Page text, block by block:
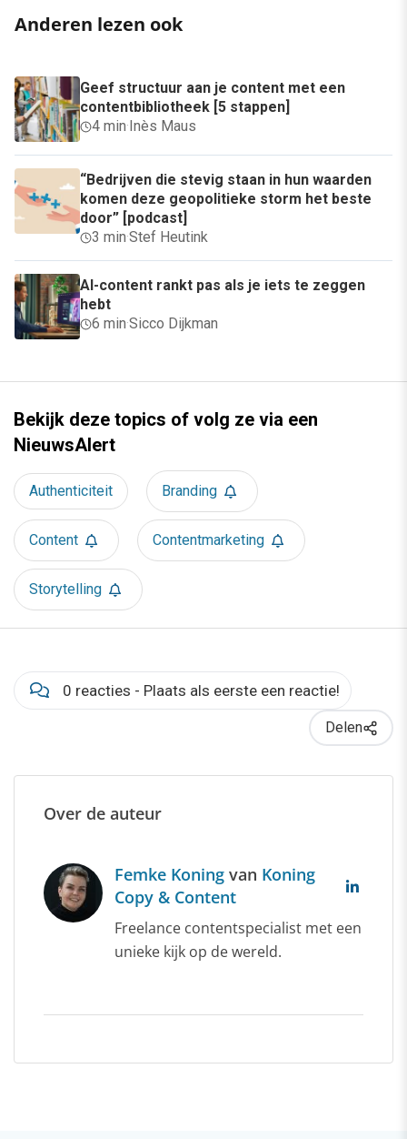
Anderen lezen ook
Geef structuur aan je content met een
contentbibliotheek [5 stappen]
4 min· Inès Maus
“Bedrijven die stevig staan in hun waarden
komen deze geopolitieke storm het beste
door” [podcast]
3 min·Stef Heutink
AI-content rankt pas als je iets te zeggen
hebt
6 min·Sicco Dijkman
Bekijk deze topics of volg ze via een
NieuwsAlert
Authenticiteit Branding
Content Contentmarketing
Storytelling
0 reacties - Plaats als eerste een reactie!
Delen
Over de auteur
Femke Koning van Koning
Copy & Content
Freelance contentspecialist met een
unieke kijk op de wereld.